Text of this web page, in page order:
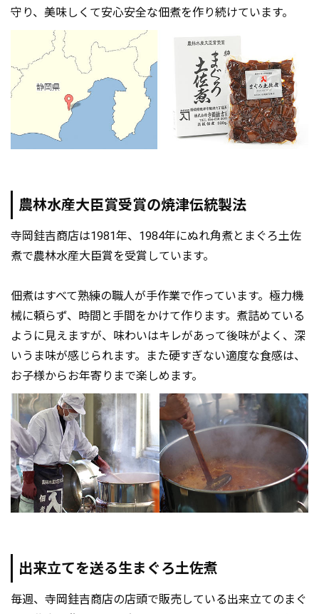
守り、美味しくて安心安全な佃煮を作り続けています。
農林水産大臣賞受賞の焼津伝統製法
寺岡銈吉商店は1981年、1984年にぬれ角煮とまぐろ土佐
煮で農林水産大臣賞を受賞しています。
佃煮はすべて熟練の職人が手作業で作っています。極力機
械に頼らず、時間と手間をかけて作ります。煮詰めている
ように見えますが、味わいはキレがあって後味がよく、深
いうま味が感じられます。また硬すぎない適度な食感は、
お子様からお年寄りまで楽しめます。
出来立てを送る生まぐろ土佐煮
毎週、寺岡銈吉商店の店頭で販売している出来立てのまぐ